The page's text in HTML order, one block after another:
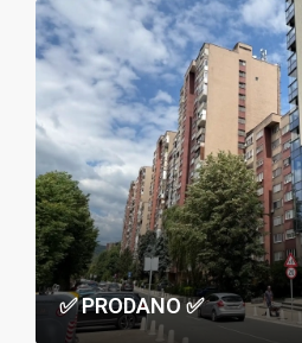
✅ PRODANO ✅